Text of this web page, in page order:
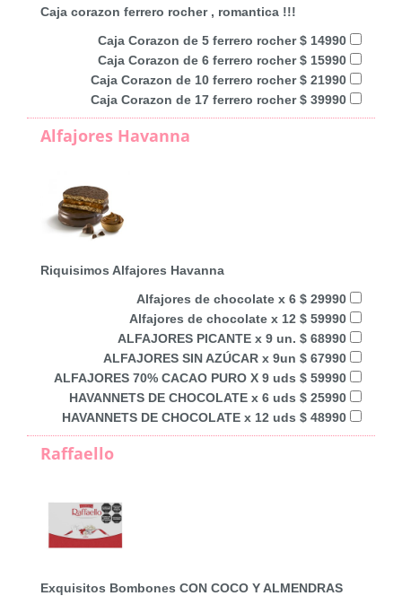
Caja corazon ferrero rocher , romantica !!!
Caja Corazon de 5 ferrero rocher $ 14990
Caja Corazon de 6 ferrero rocher $ 15990
Caja Corazon de 10 ferrero rocher $ 21990
Caja Corazon de 17 ferrero rocher $ 39990
Alfajores Havanna
Riquisimos Alfajores Havanna
Alfajores de chocolate x 6 $ 29990
Alfajores de chocolate x 12 $ 59990
ALFAJORES PICANTE x 9 un. $ 68990
ALFAJORES SIN AZÚCAR x 9un $ 67990
ALFAJORES 70% CACAO PURO X 9 uds $ 59990
HAVANNETS DE CHOCOLATE x 6 uds $ 25990
HAVANNETS DE CHOCOLATE x 12 uds $ 48990
Raffaello
Exquisitos Bombones CON COCO Y ALMENDRAS